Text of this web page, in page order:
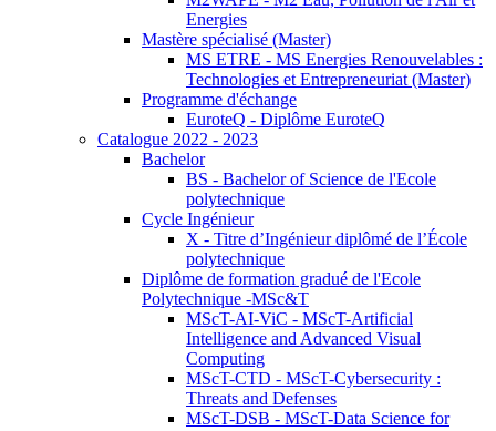
Energies
Mastère spécialisé (Master)
MS ETRE - MS Energies Renouvelables :
Technologies et Entrepreneuriat (Master)
Programme d'échange
EuroteQ - Diplôme EuroteQ
Catalogue 2022 - 2023
Bachelor
BS - Bachelor of Science de l'Ecole
polytechnique
Cycle Ingénieur
X - Titre d’Ingénieur diplômé de l’École
polytechnique
Diplôme de formation gradué de l'Ecole
Polytechnique -MSc&T
MScT-AI-ViC - MScT-Artificial
Intelligence and Advanced Visual
Computing
MScT-CTD - MScT-Cybersecurity :
Threats and Defenses
MScT-DSB - MScT-Data Science for